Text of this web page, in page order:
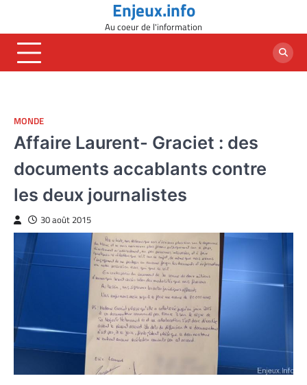
content
Enjeux.info
Au coeur de l'information
MONDE
Affaire Laurent- Graciet : des
documents accablants contre
les deux journalistes
30 août 2015